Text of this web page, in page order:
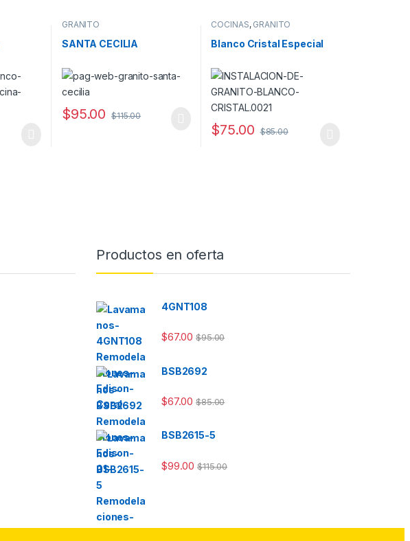
GRANITO
SANTA CECILIA
$95.00 $115.00
COCINAS, GRANITO
Blanco Cristal Especial
$75.00 $85.00
Productos en oferta
4GNT108
$67.00 $95.00
BSB2692
$67.00 $85.00
BSB2615-5
$99.00 $115.00